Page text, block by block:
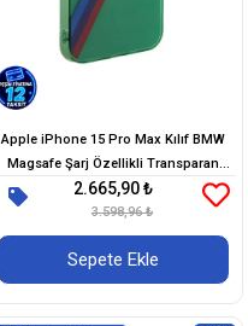
Apple iPhone 15 Pro Max Kılıf BMW
Magsafe Şarj Özellikli Transparan
Tricolor Stripes Orjinal Lisanslı Kapak
2.665,90 ₺
3.598,96 ₺
Sepete Ekle